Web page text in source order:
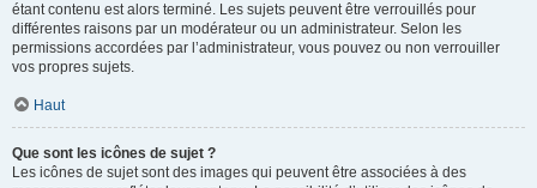
étant contenu est alors terminé. Les sujets peuvent être verrouillés pour
différentes raisons par un modérateur ou un administrateur. Selon les
permissions accordées par l’administrateur, vous pouvez ou non verrouiller
vos propres sujets.
Haut
Que sont les icônes de sujet ?
Les icônes de sujet sont des images qui peuvent être associées à des